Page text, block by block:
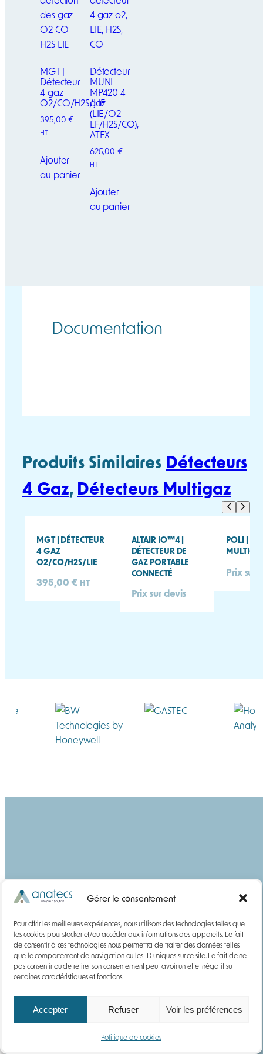
Gérer le consentement
Pour offrir les meilleures expériences, nous utilisons des technologies telles que
les cookies pour stocker et/ou accéder aux informations des appareils. Le fait
de consentir à ces technologies nous permettra de traiter des données telles
que le comportement de navigation ou les ID uniques sur ce site. Le fait de ne
pas consentir ou de retirer son consentement peut avoir un effet négatif sur
certaines caractéristiques et fonctions.
Accepter Refuser Voir les préférences
Politique de cookies
MGT |
Détecteur
4 gaz
O2/CO/H2S/LIE
395,00€
HT
Ajouter
au panier
Détecteur
MUNI
MP420 4
gaz
(LIE/O2-
LF/H2S/CO),
ATEX
625,00€
HT
Ajouter
au panier
Documentation
Produits Similaires Détecteurs
4 Gaz, Détecteurs Multigaz
MGT | DÉTECTEUR
4 GAZ
O2/CO/H2S/LIE
395,00 € HT
ALTAIR IO™4 |
DÉTECTEUR DE
GAZ PORTABLE
CONNECTÉ
Prix sur devis
POLI |
Prix sur
YouTube
LinkedIn
Qui sommes-nous ?